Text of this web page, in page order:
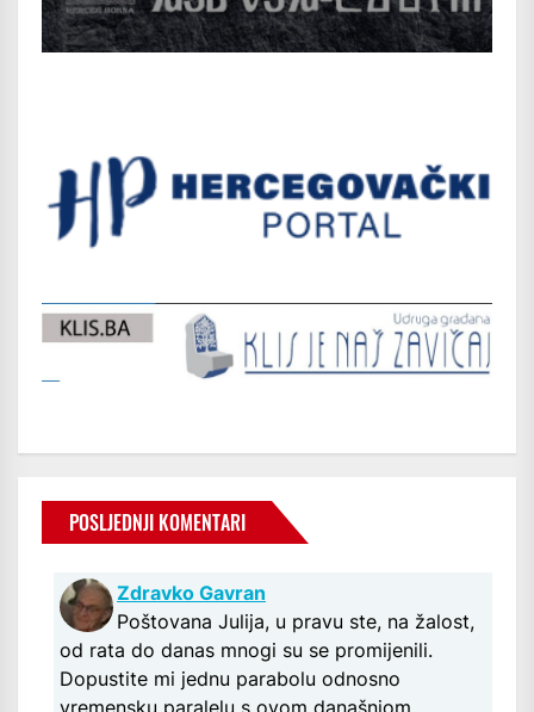
POSLJEDNJI KOMENTARI
Zdravko Gavran
Poštovana Julija, u pravu ste, na žalost,
od rata do danas mnogi su se promijenili.
Dopustite mi jednu parabolu odnosno